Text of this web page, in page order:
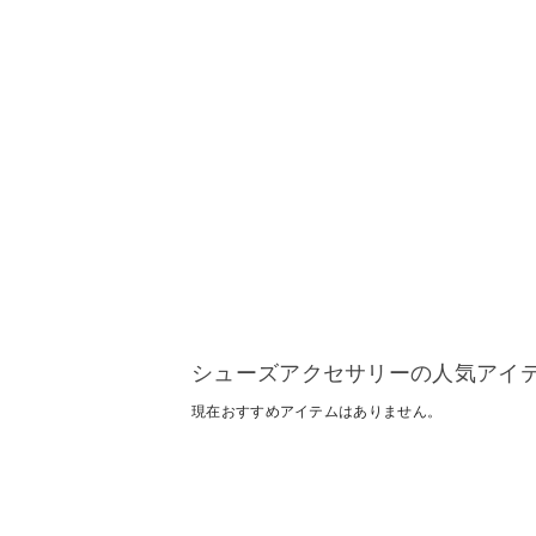
シューズアクセサリーの人気アイ
現在おすすめアイテムはありません。